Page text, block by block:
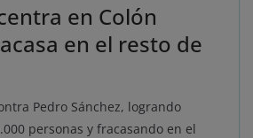
en Colón
en el resto de
Pedro Sánchez, logrando
personas y fracasando en el